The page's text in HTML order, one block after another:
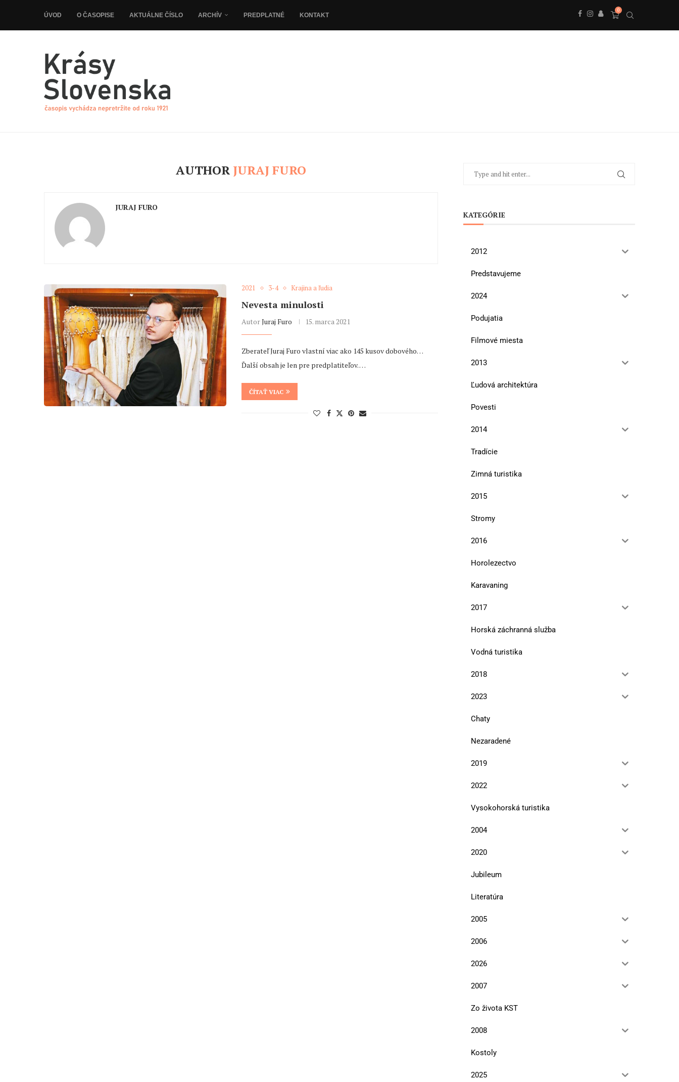
ÚVOD O ČASOPISE AKTUÁLNE ČÍSLO ARCHÍV PREDPLATNÉ KONTAKT
0
AUTHOR JURAJ FURO
JURAJ FURO
2021 3-4 Krajina a ľudia
Nevesta minulosti
AutorJuraj Furo 15. marca 2021
Zberateľ Juraj Furo vlastní viac ako 145 kusov dobového…
Ďalší obsah je len pre predplatiteľov. …
ČÍTAŤ VIAC
KATEGÓRIE
2012
Predstavujeme
2024
Podujatia
Filmové miesta
2013
Ľudová architektúra
Povesti
2014
Tradície
Zimná turistika
2015
Stromy
2016
Horolezectvo
Karavaning
2017
Horská záchranná služba
Vodná turistika
2018
2023
Chaty
Nezaradené
2019
2022
Vysokohorská turistika
2004
2020
Jubileum
Literatúra
2005
2006
2026
2007
Zo života KST
2008
Kostoly
2025